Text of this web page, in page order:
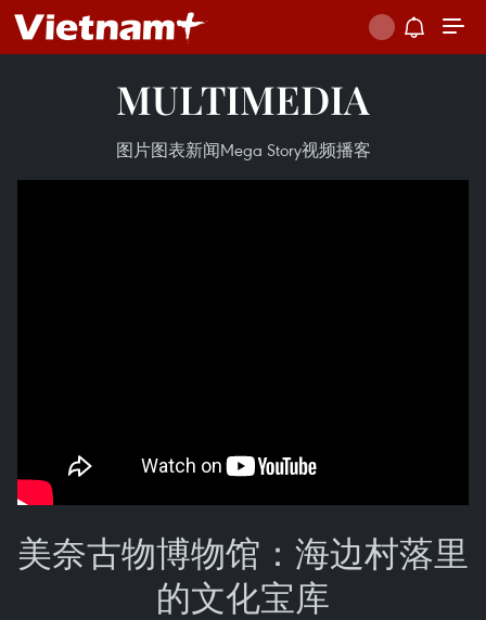
MULTIMEDIA
图片图表新闻Mega Story视频播客
美奈古物博物馆：海边村落里
的文化宝库